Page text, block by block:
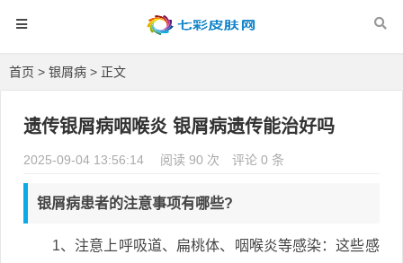
首页 > 银屑病 > 正文
遗传银屑病咽喉炎 银屑病遗传能治好吗
2025-09-04 13:56:14 阅读 90 次 评论 0 条
银屑病患者的注意事项有哪些?
1、注意上呼吸道、扁桃体、咽喉炎等感染：这些感